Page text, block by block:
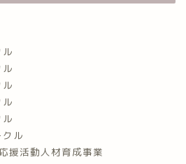
ル
援活動人材育成事業